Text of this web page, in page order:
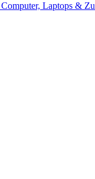
Laptops &